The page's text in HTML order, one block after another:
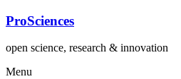
Lompat
konten
ProSciences
open science, research & innovation
Menu